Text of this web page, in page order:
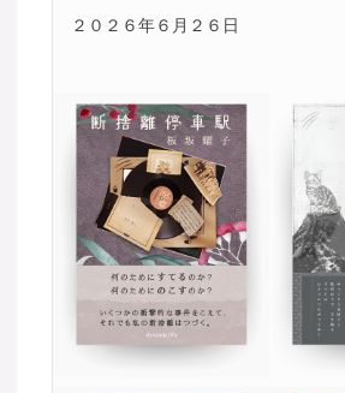
２０２６年６月２６日